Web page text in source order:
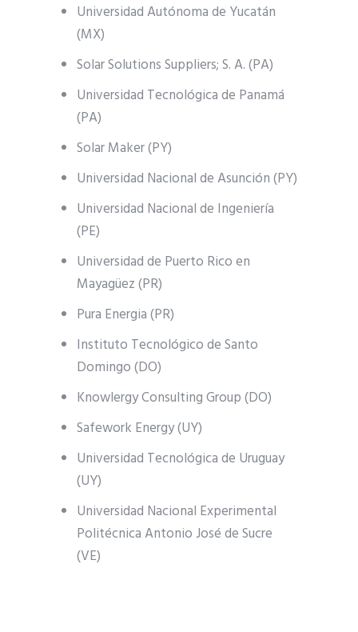
Universidad Autónoma de Yucatán
(MX)
Solar Solutions Suppliers; S. A. (PA)
Universidad Tecnológica de Panamá
(PA)
Solar Maker (PY)
Universidad Nacional de Asunción (PY)
Universidad Nacional de Ingeniería
(PE)
Universidad de Puerto Rico en
Mayagüez (PR)
Pura Energia (PR)
Instituto Tecnológico de Santo
Domingo (DO)
Knowlergy Consulting Group (DO)
Safework Energy (UY)
Universidad Tecnológica de Uruguay
(UY)
Universidad Nacional Experimental
Politécnica Antonio José de Sucre
(VE)